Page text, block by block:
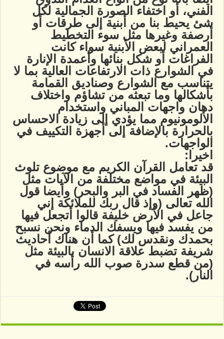
الفني، أو اختفاء الصورة الجمالية لكل
شئ يحيط بنا من أبنية إلى طرقات أو
أرصفة وغيرها مثل سوء التخطيط
العمراني لبعض الأبنية سواء كانت
الفراغات أو شكل بنائها وأعمدة الإنارة
في الشوارع ذات الارتفاعات العالية بما لا
يتناسب مع الشوارع وصناديق القمامة
بأشكالها وما تبعثه من تشاؤم واختلاف
دهان واجهات المباني واستخدام
الألومونيوم مما يؤدي إلى زيادة الاحساس
بالحرارة بالإضافة إلى أجهزة التكييف في
الواجهات.
اخيرا:
قد تعامل القرآن الكريم مع موضوع تلوث
البيئة في مواضع مختلفة من الآيات مثل
(ظهر الفساد في البر والبحر) وأيضا قول
الله تعالى (وإذ قال ربك للملائكة إني
جاعل في الأرض خليفة قالوا أتجعل فيها
من يفسد فيها ويسفك الدماء ونحن نسبح
بحمدك ونقدس لك) كما أن هناك أحاديث
شريفة تضبط علاقة الانسان بالبيئة مثل
(من قطع سدرة صوب الله رأسه في
النار).